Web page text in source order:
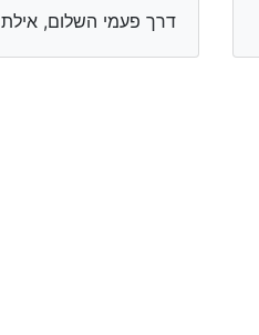
דרך פעמי השלום, אילת